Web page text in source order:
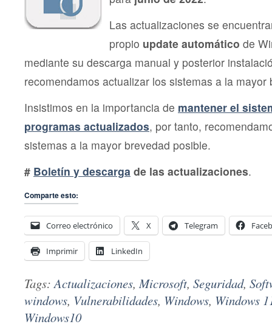
Las actualizaciones se
propio update automático de
mediante su descarga manual y posterior
recomendamos actualizar los sistemas a la mayor
Insistimos en la importancia de mantener el
programas actualizados, por tanto,
sistemas a la mayor brevedad posible.
# Boletín y descarga de las actualizaciones.
Comparte esto:
Correo electrónico X Telegram
Imprimir LinkedIn
Tags:Actualizaciones,Microsoft, Seguridad,
windows, Vulnerabilidades, Windows, Windows
Windows10